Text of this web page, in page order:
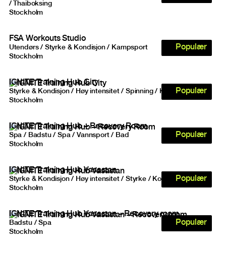
/ Thaiboksing
Stockholm
Populær
FSA Workouts Studio
Utendørs / Styrke & Kondisjon / Kampsport
Stockholm
Populær
IGNITE Training Hub City
Styrke & Kondisjon / Høy intensitet / Spinning / Kondisjon
Stockholm
Populær
IGNITE Training Hub – Recovery Room
Spa / Badstu / Spa / Vannsport / Bad
Stockholm
Populær
IGNITE Training Hub Vasastan
Styrke & Kondisjon / Høy intensitet / Styrke / Kondisjon
Stockholm
Populær
IGNITE Training Hub Vasastan – Recovery room
Badstu / Spa
Stockholm